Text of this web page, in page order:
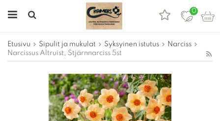
0
Etusivu Sipulit ja mukulat Syksyinen istutus
Narciss
Narcissus Altruist, Stjärnnarciss 5st